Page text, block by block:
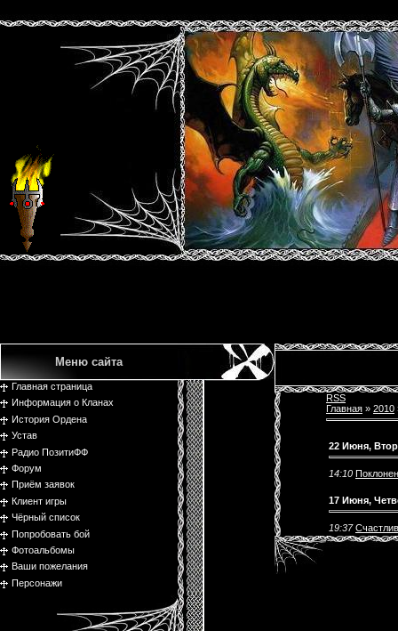
Меню сайта
Главная страница
Информация о Кланах
История Ордена
Устав
Радио ПозитиФФ
Форум
Приём заявок
Клиент игры
Чёрный список
Попробовать бой
Фотоальбомы
Ваши пожелания
Персонажи
RSS
Главная » 2010
22 Июня,
14:10
17 Июня,
19:37